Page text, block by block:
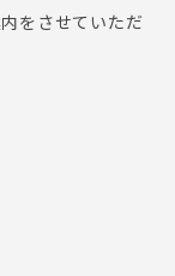
をさせていただ